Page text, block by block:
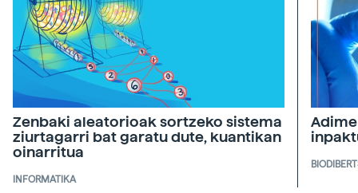
Zenbaki aleatorioak sortzeko sistema
ziurtagarri bat garatu dute, kuantikan
oinarritua
INFORMATIKA